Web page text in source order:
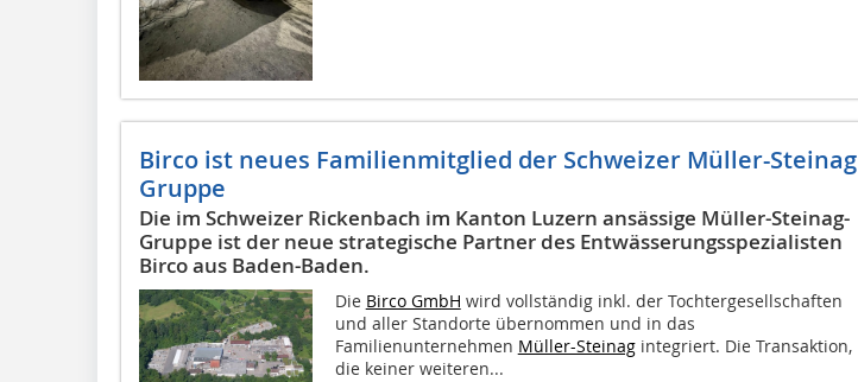
Birco ist neues Familienmitglied der Schweizer Müller-Steinag
Gruppe
Die im Schweizer Rickenbach im Kanton Luzern ansässige Müller-Steinag-
Gruppe ist der neue strategische Partner des Entwässerungsspezialisten
Birco aus Baden-Baden.
Die Birco GmbH wird vollständig inkl. der Tochtergesellschaften
und aller Standorte übernommen und in das
Familienunternehmen Müller-Steinagintegriert. Die Transaktion,
die keiner weiteren...